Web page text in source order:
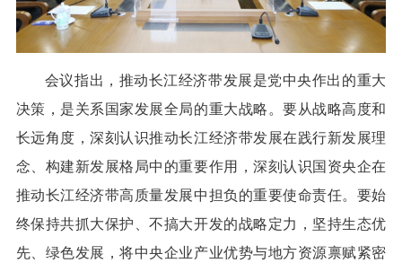
会议指出，推动长江经济带发展是党中央作出的重大
决策，是关系国家发展全局的重大战略。要从战略高度和
长远角度，深刻认识推动长江经济带发展在践行新发展理
念、构建新发展格局中的重要作用，深刻认识国资央企在
推动长江经济带高质量发展中担负的重要使命责任。要始
终保持共抓大保护、不搞大开发的战略定力，坚持生态优
先、绿色发展，将中央企业产业优势与地方资源禀赋紧密